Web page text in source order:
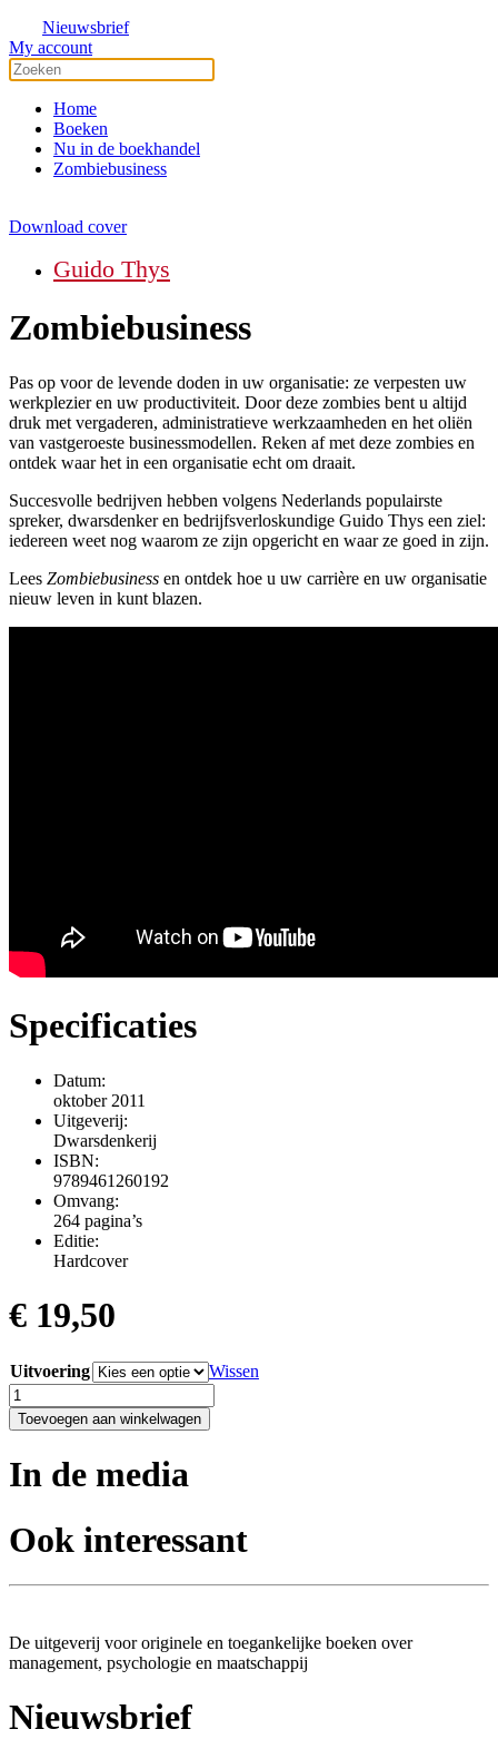
Nieuwsbrief
My account
Home
Boeken
Nu in de boekhandel
Zombiebusiness
Download cover
Guido Thys
Zombiebusiness
Pas op voor de levende doden in uw organisatie: ze verpesten uw
werkplezier en uw productiviteit. Door deze zombies bent u altijd
druk met vergaderen, administratieve werkzaamheden en het oliën
van vastgeroeste businessmodellen. Reken af met deze zombies en
ontdek waar het in een organisatie echt om draait.
Succesvolle bedrijven hebben volgens Nederlands populairste
spreker, dwarsdenker en bedrijfsverloskundige Guido Thys een ziel:
iedereen weet nog waarom ze zijn opgericht en waar ze goed in zijn.
Lees Zombiebusiness en ontdek hoe u uw carrière en uw organisatie
nieuw leven in kunt blazen.
Specificaties
Datum:
oktober 2011
Uitgeverij:
Dwarsdenkerij
ISBN:
9789461260192
Omvang:
264 pagina’s
Editie:
Hardcover
€ 19,50
Uitvoering
Wissen
Zombiebusiness
aantal
Toevoegen aan winkelwagen
In de media
Ook interessant
De uitgeverij voor originele en toegankelijke boeken over
management, psychologie en maatschappij
Nieuwsbrief